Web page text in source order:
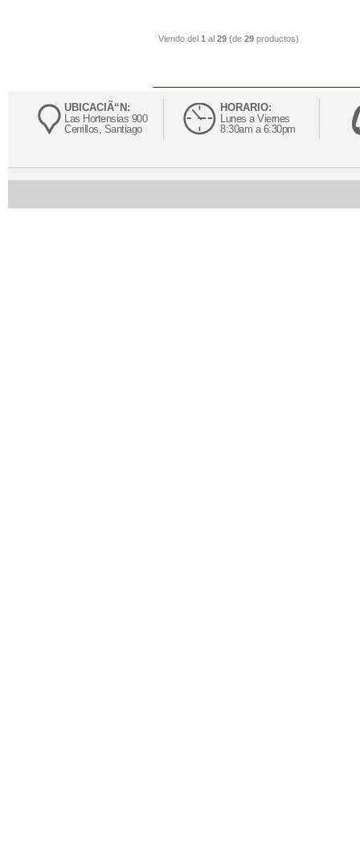
Viendo del 1 al 29 (de 29 productos)
UBICACIÃ“N:
Las Hortensias 900
Cerrillos, Santiago
HORARIO:
Lunes a Viernes
8:30am a 6:30pm